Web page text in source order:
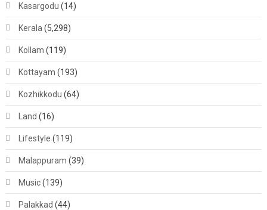
Kasargodu (14)
Kerala (5,298)
Kollam (119)
Kottayam (193)
Kozhikkodu (64)
Land (16)
Lifestyle (119)
Malappuram (39)
Music(139)
Palakkad (44)